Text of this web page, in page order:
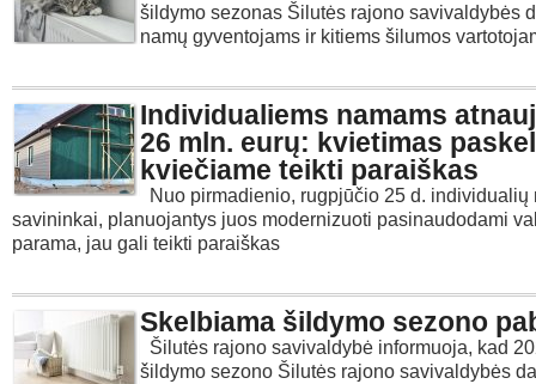
šildymo sezonas Šilutės rajono savivaldybės
namų gyventojams ir kitiems šilumos
Individualiems namams
26 mln. eurų: kvietimas
kviečiame teikti paraiškas
Nuo pirmadienio, rugpjūčio 25 d. individualių
savininkai, planuojantys juos modernizuoti pasinaudodami
parama, jau gali teikti paraiškas
Skelbiama šildymo sezono
Šilutės rajono savivaldybė informuoja, kad
šildymo sezono Šilutės rajono savivaldybės